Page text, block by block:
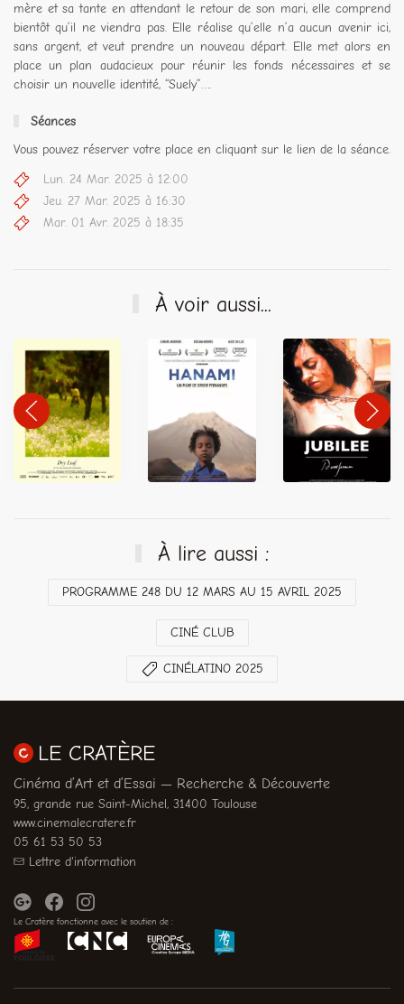
mère et sa tante en attendant le retour de son mari, elle comprend
bientôt qu’il ne viendra pas. Elle réalise qu’elle n’a aucun avenir ici,
sans argent, et veut prendre un nouveau départ. Elle met alors en
place un plan audacieux pour réunir les fonds nécessaires et se
choisir un nouvelle identité, “Suely”….
Séances
Vous pouvez réserver votre place en cliquant sur le lien de la séance.
Lun. 24 Mar. 2025 à 12:00
Jeu. 27 Mar. 2025 à 16:30
Mar. 01 Avr. 2025 à 18:35
À voir aussi...
À lire aussi :
PROGRAMME 248 DU 12 MARS AU 15 AVRIL 2025
CINÉ CLUB
CINÉLATINO 2025
LE CRATÈRE
Cinéma d’Art et d’Essai — Recherche & Découverte
95, grande rue Saint-Michel, 31400 Toulouse
www.cinemalecratere.fr
05 61 53 50 53
Lettre d'information
Le Cratère fonctionne avec le soutien de :